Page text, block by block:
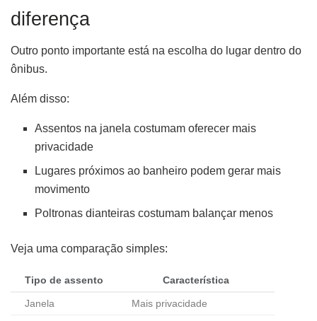
diferença
Outro ponto importante está na escolha do lugar dentro do
ônibus.
Além disso:
Assentos na janela costumam oferecer mais
privacidade
Lugares próximos ao banheiro podem gerar mais
movimento
Poltronas dianteiras costumam balançar menos
Veja uma comparação simples:
Tipo de assento Característica
Janela Mais privacidade